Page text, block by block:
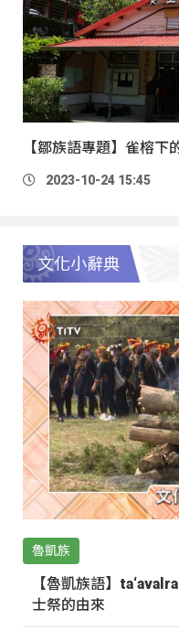
【鄒族語專題】雀榕
2023-10-24 15:45
文化小辭典
魯凱族
【魯凱族語】
士祭的由來